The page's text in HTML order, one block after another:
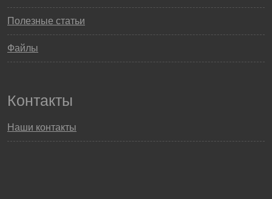
Полезные статьи
Файлы
Контакты
Наши контакты